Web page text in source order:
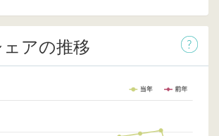
アの推移